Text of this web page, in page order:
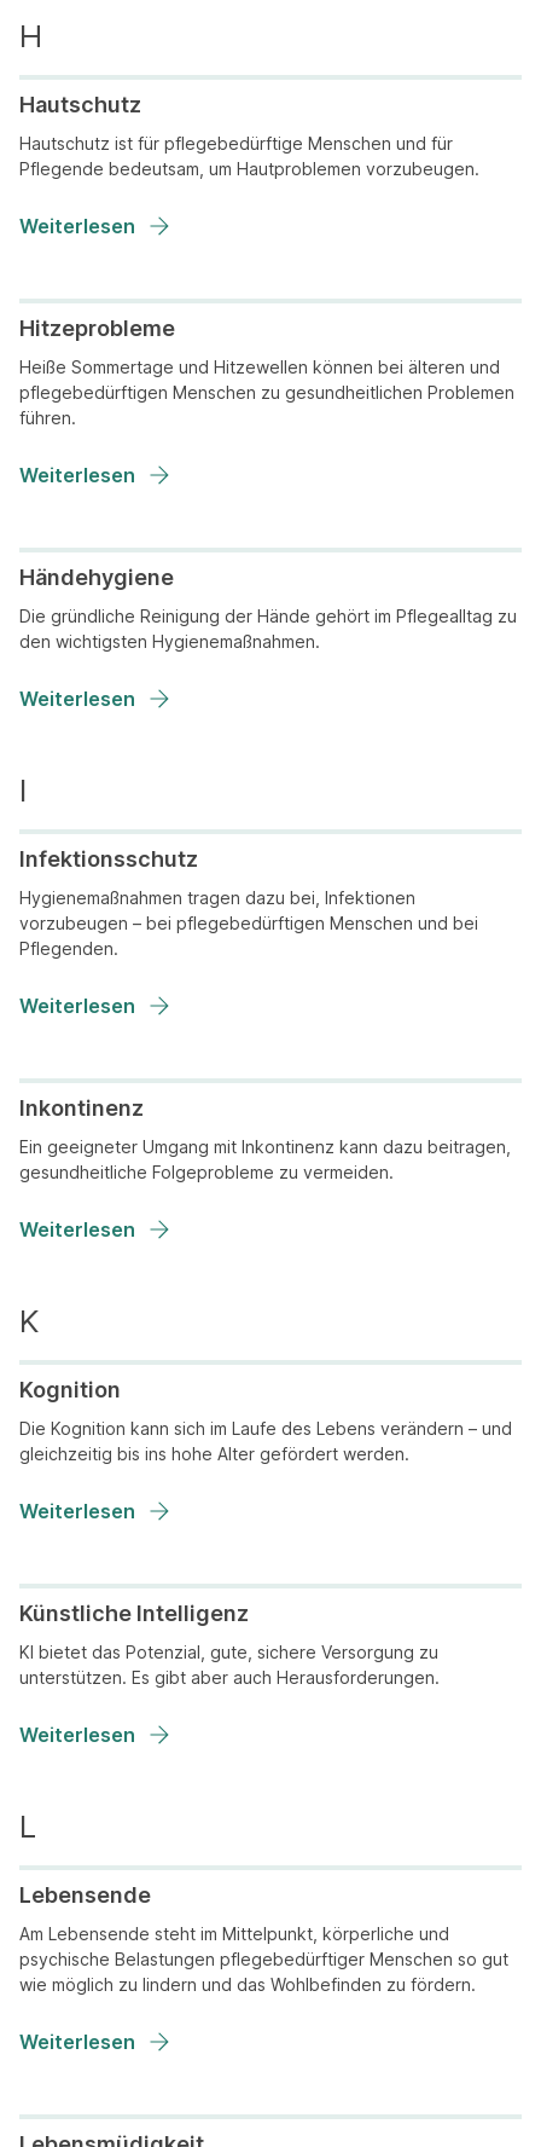
Hautschutz
Hautschutz ist für pflegebedürftige Menschen und für
Pflegende bedeutsam, um Hautproblemen vorzubeugen.
Weiterlesen
Hitzeprobleme
Heiße Sommertage und Hitzewellen können bei älteren und
pflegebedürftigen Menschen zu gesundheitlichen Problemen
führen.
Weiterlesen
Händehygiene
Die gründliche Reinigung der Hände gehört im Pflegealltag zu
den wichtigsten Hygienemaßnahmen.
Weiterlesen
Infektionsschutz
Hygienemaßnahmen tragen dazu bei, Infektionen
vorzubeugen – bei pflegebedürftigen Menschen und bei
Pflegenden.
Weiterlesen
Inkontinenz
Ein geeigneter Umgang mit Inkontinenz kann dazu beitragen,
gesundheitliche Folgeprobleme zu vermeiden.
Weiterlesen
Kognition
Die Kognition kann sich im Laufe des Lebens verändern – und
gleichzeitig bis ins hohe Alter gefördert werden.
Weiterlesen
Künstliche Intelligenz
KI bietet das Potenzial, gute, sichere Versorgung zu
unterstützen. Es gibt aber auch Herausforderungen.
Weiterlesen
Lebensende
Am Lebensende steht im Mittelpunkt, körperliche und
psychische Belastungen pflegebedürftiger Menschen so gut
wie möglich zu lindern und das Wohlbefinden zu fördern.
Weiterlesen